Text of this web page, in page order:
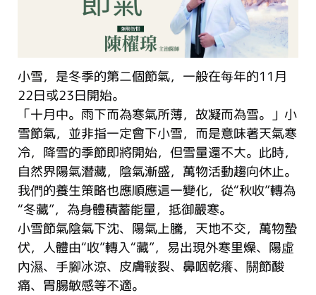
小雪，是冬季的第二個節氣，一般在每年的11月
22日或23日開始。
「十月中。雨下而為寒氣所薄，故凝而為雪。」小
雪節氣，並非指一定會下小雪，而是意味著天氣寒
冷，降雪的季節即將開始，但雪量還不大。此時，
自然界陽氣潛藏，陰氣漸盛，萬物活動趨向休止。
我們的養生策略也應順應這一變化，從“秋收”轉為
“冬藏”，為身體積蓄能量，抵御嚴寒。
小雪節氣陰氣下沈、陽氣上騰，天地不交，萬物蟄
伏，人體由“收”轉入“藏”，易出現外寒里燥、陽虛
內濕、手腳冰涼、皮膚皸裂、鼻咽乾癢、關節酸
痛、胃腸敏感等不適。